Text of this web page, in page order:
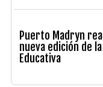
Puerto Madryn
nueva edición de la
Educativa